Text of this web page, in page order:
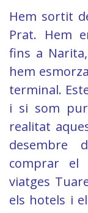
Hem sortit
Prat. Hem
fins a Narita,
hem
terminal.
i si som
realitat
desembre
comprar el
viatges
els hotels i el